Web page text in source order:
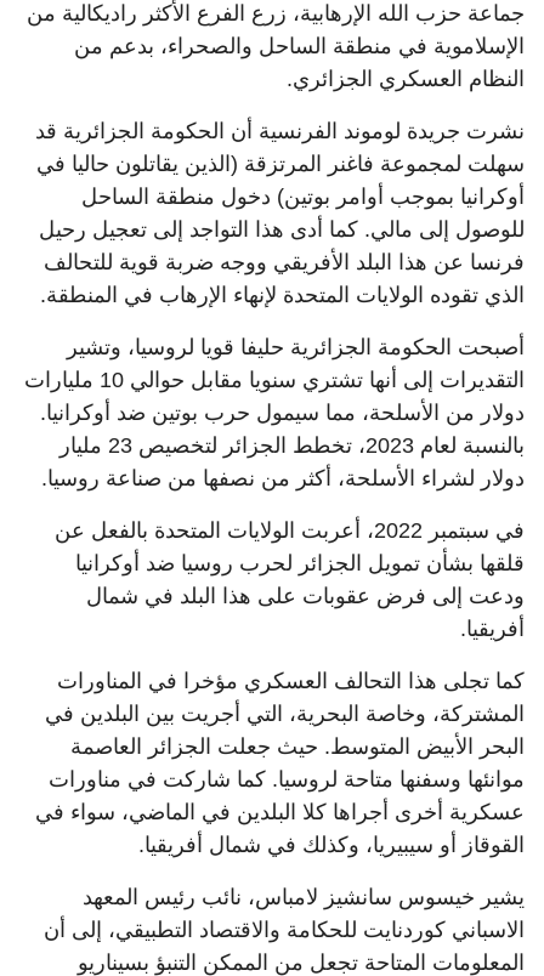
جماعة حزب الله الإرهابية، زرع الفرع الأكثر راديكالية من
الإسلاموية في منطقة الساحل والصحراء، بدعم من
النظام العسكري الجزائري.
نشرت جريدة لوموند الفرنسية أن الحكومة الجزائرية قد
سهلت لمجموعة فاغنر المرتزقة (الذين يقاتلون حاليا في
أوكرانيا بموجب أوامر بوتين) دخول منطقة الساحل
للوصول إلى مالي. كما أدى هذا التواجد إلى تعجيل رحيل
فرنسا عن هذا البلد الأفريقي ووجه ضربة قوية للتحالف
الذي تقوده الولايات المتحدة لإنهاء الإرهاب في المنطقة.
أصبحت الحكومة الجزائرية حليفا قويا لروسيا، وتشير
التقديرات إلى أنها تشتري سنويا مقابل حوالي 10 مليارات
دولار من الأسلحة، مما سيمول حرب بوتين ضد أوكرانيا.
بالنسبة لعام 2023، تخطط الجزائر لتخصيص 23 مليار
دولار لشراء الأسلحة، أكثر من نصفها من صناعة روسيا.
في سبتمبر 2022، أعربت الولايات المتحدة بالفعل عن
قلقها بشأن تمويل الجزائر لحرب روسيا ضد أوكرانيا
ودعت إلى فرض عقوبات على هذا البلد في شمال
أفريقيا.
كما تجلى هذا التحالف العسكري مؤخرا في المناورات
المشتركة، وخاصة البحرية، التي أجريت بين البلدين في
البحر الأبيض المتوسط. حيث جعلت الجزائر العاصمة
موانئها وسفنها متاحة لروسيا. كما شاركت في مناورات
عسكرية أخرى أجراها كلا البلدين في الماضي، سواء في
القوقاز أو سيبيريا، وكذلك في شمال أفريقيا.
يشير خيسوس سانشيز لامباس، نائب رئيس المعهد
الاسباني كوردنايت للحكامة والاقتصاد التطبيقي، إلى أن
المعلومات المتاحة تجعل من الممكن التنبؤ بسيناريو